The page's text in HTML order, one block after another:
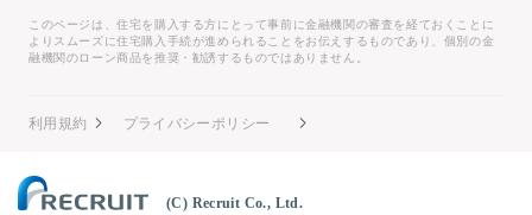
このページは、住宅を購入する方にとって事前に金融機関の審査を経ておくことに
よりスムーズに住宅購入手続が進められることをお伝えするものであり、個別の金
融機関のローン商品を推奨・勧誘するものではありません。
利用規約 プライバシーポリシー
(C) Recruit Co., Ltd.